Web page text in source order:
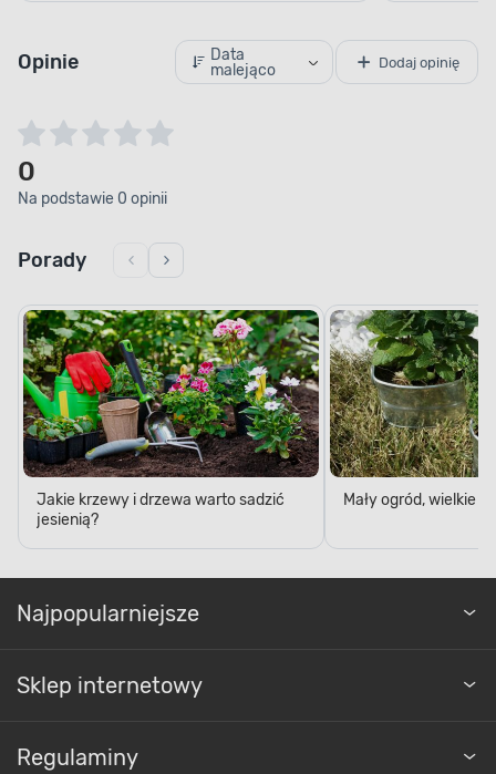
Opinie
Data
malejąco
Dodaj opinię
0
Na podstawie 0 opinii
Porady
Jakie krzewy i drzewa warto sadzić
jesienią?
Mały ogród, wielkie
Najpopularniejsze
Sklep internetowy
Regulaminy